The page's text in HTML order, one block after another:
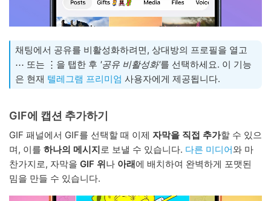
채팅에서 공유를 비활성화하려면, 상대방의 프로필을 열고
⋯ 또는 ⋮을 탭한 후 '공유 비활성화'를 선택하세요. 이 기능
은 현재 텔레그램 프리미엄 사용자에게 제공됩니다.
GIF에 캡션 추가하기
GIF 패널에서 GIF를 선택할 때 이제 자막을 직접 추가할 수 있으
며, 이를 하나의 메시지로 보낼 수 있습니다. 다른 미디어와 마
찬가지로, 자막을 GIF 위나 아래에 배치하여 완벽하게 포맷된
밈을 만들 수 있습니다.